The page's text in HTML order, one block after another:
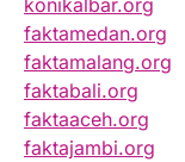
konikalbar.org
faktamedan.org
faktamalang.org
faktabali.org
faktaaceh.org
faktajambi.org